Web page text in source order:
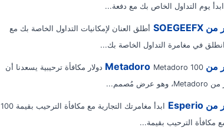
أطلق العنان لإمكانيات التداول الخاصة بك مع
Metadoro 100 دولار مكافأة ترحيبية يسعدنا أن
ابدأ مغامرتك التجارية مع مكافأة الترحيب بقيمة 100